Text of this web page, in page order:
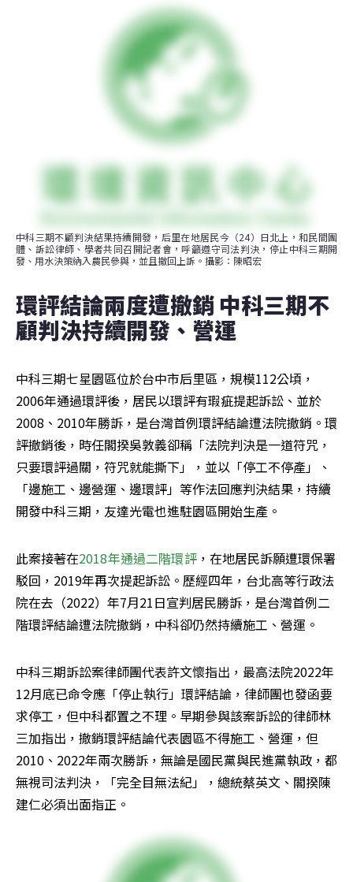
中科三期不顧判決結果持續開發，后里在地居民今（24）日北上，和民間團
體、訴訟律師、學者共同召開記者會，呼籲遵守司法判決，停止中科三期開
發、用水決策納入農民參與，並且撤回上訴。攝影：陳昭宏
環評結論兩度遭撤銷 中科三期不
顧判決持續開發、營運
中科三期七星園區位於台中市后里區，規模112公頃，
2006年通過環評後，居民以環評有瑕疵提起訴訟、並於
2008、2010年勝訴，是台灣首例環評結論遭法院撤銷。環
評撤銷後，時任閣揆吳敦義卻稱「法院判決是一道符咒，
只要環評過關，符咒就能撕下」，並以「停工不停產」、
「邊施工、邊營運、邊環評」等作法回應判決結果，持續
開發中科三期，友達光電也進駐園區開始生產。
此案接著在2018年通過二階環評，在地居民訴願遭環保署
駁回，2019年再次提起訴訟。歷經四年，台北高等行政法
院在去（2022）年7月21日宣判居民勝訴，是台灣首例二
階環評結論遭法院撤銷，中科卻仍然持續施工、營運。
中科三期訴訟案律師團代表許文懷指出，最高法院2022年
12月底已命令應「停止執行」環評結論，律師團也發函要
求停工，但中科都置之不理。早期參與該案訴訟的律師林
三加指出，撤銷環評結論代表園區不得施工、營運，但
2010、2022年兩次勝訴，無論是國民黨與民進黨執政，都
無視司法判決，「完全目無法紀」，總統蔡英文、閣揆陳
建仁必須出面指正。